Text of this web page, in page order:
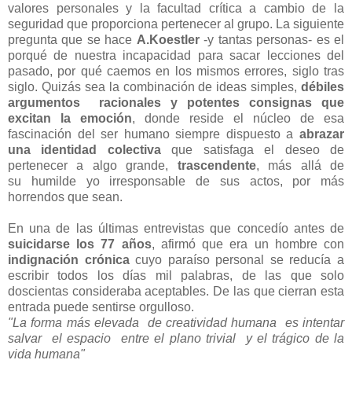
valores personales y la facultad crítica a cambio de la
seguridad que proporciona pertenecer al grupo. La siguiente
pregunta que se hace A.Koestler-y tantas personas- es el
porqué de nuestra incapacidad para sacar lecciones del
pasado, por qué caemos en los mismos errores, siglo tras
siglo. Quizás sea la combinación de ideas simples, débiles
argumentos racionales y potentes consignas que
excitan la emoción, donde reside el núcleo de esa
fascinación del ser humano siempre dispuesto a abrazar
una identidad colectivaque satisfaga el deseo de
pertenecer a algo grande, trascendente, más allá de
su humilde yo irresponsable de sus actos, por más
horrendos que sean.
En una de las últimas entrevistas que concedío antes de
suicidarse los 77 años, afirmó que era un hombre con
indignación crónicacuyo paraíso personal se reducía a
escribir todos los días mil palabras, de las que solo
doscientas consideraba aceptables. De las que cierran esta
entrada puede sentirse orgulloso.
"La forma más elevada de creatividad humana es intentar
salvar el espacio entre el plano trivial y el trágico de la
vida humana"